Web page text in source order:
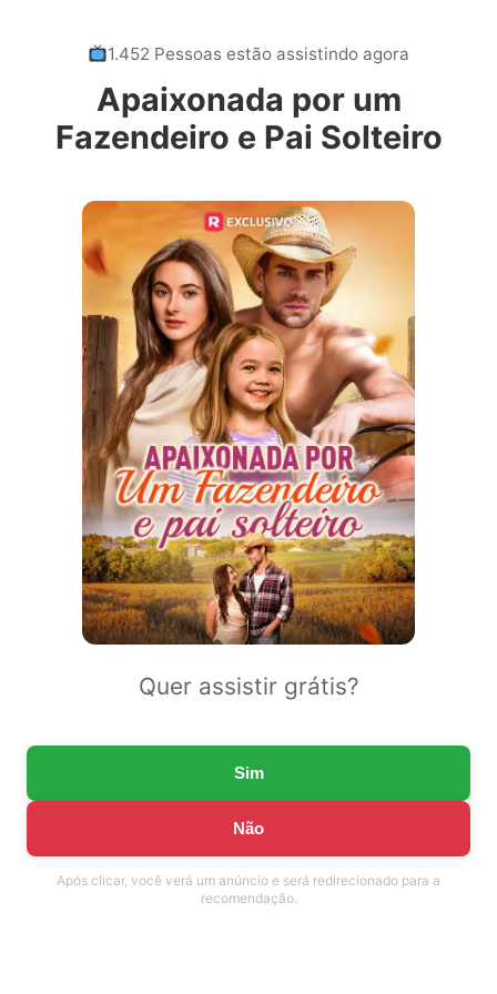
1.452 Pessoas estão assistindo agora
Apaixonada por um
Fazendeiro e Pai Solteiro
Quer assistir grátis?
Sim
Não
Após clicar, você verá um anúncio e será redirecionado para a
recomendação.